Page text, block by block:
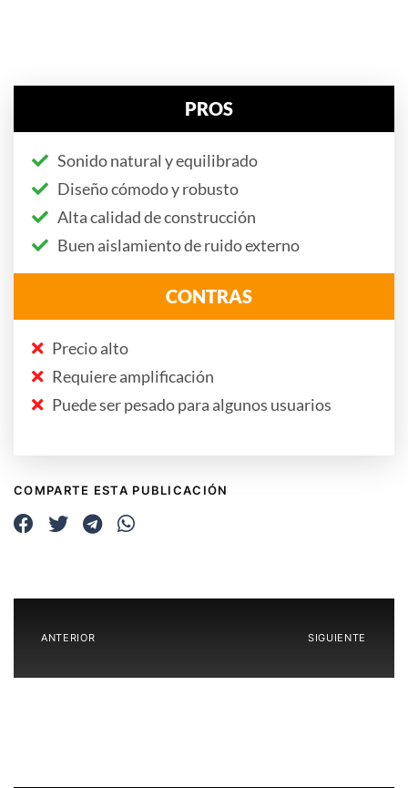
PROS
Sonido natural y equilibrado
Diseño cómodo y robusto
Alta calidad de construcción
Buen aislamiento de ruido externo
CONTRAS
Precio alto
Requiere amplificación
Puede ser pesado para algunos usuarios
COMPARTE ESTA PUBLICACIÓN
ANTERIOR SIGUIENTE